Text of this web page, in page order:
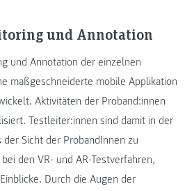
und Annotation
und Annotation der einzelnen
maßgeschneiderte mobile Applikation
Aktivitäten der Proband:innen
Testleiter:innen sind damit in der
Sicht der ProbandInnen zu
den VR- und AR-Testverfahren,
Durch die Augen der